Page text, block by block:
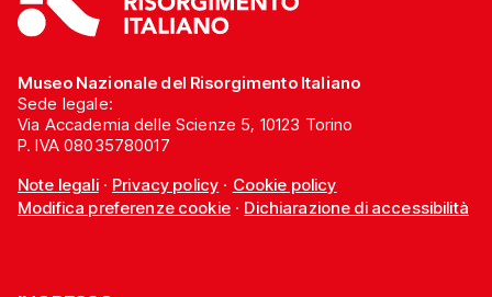
Museo Nazionale del Risorgimento Italiano
Sede legale:
Via Accademia delle Scienze 5, 10123 Torino
P. IVA 08035780017
Note legali· Privacy policy · Cookie policy
Modifica preferenze cookie· Dichiarazione di accessibilità